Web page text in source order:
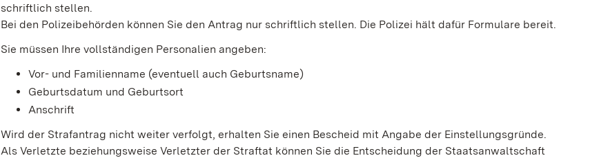
schriftlich stellen.
Bei den Polizeibehörden können Sie den Antrag nur schriftlich stellen. Die Polizei hält dafür Formulare bereit.
Sie müssen Ihre vollständigen Personalien angeben:
Vor- und Familienname (eventuell auch Geburtsname)
Geburtsdatum und Geburtsort
Anschrift
Wird der Strafantrag nicht weiter verfolgt, erhalten Sie einen Bescheid mit Angabe der Einstellungsgründe.
Als Verletzte beziehungsweise Verletzter der Straftat können Sie die Entscheidung der Staatsanwaltschaft